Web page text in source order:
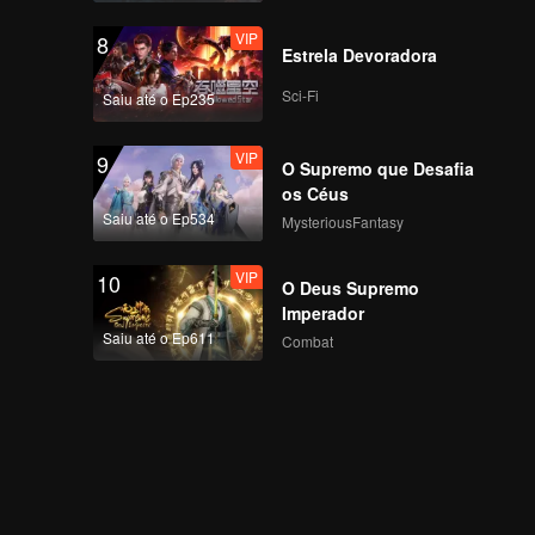
8
Saiu até o Ep235
VIP
Estrela Devoradora
Sci-Fi
9
Saiu até o Ep534
VIP
O Supremo que Desafia
os Céus
MysteriousFantasy
10
Saiu até o Ep611
VIP
O Deus Supremo
Imperador
Combat